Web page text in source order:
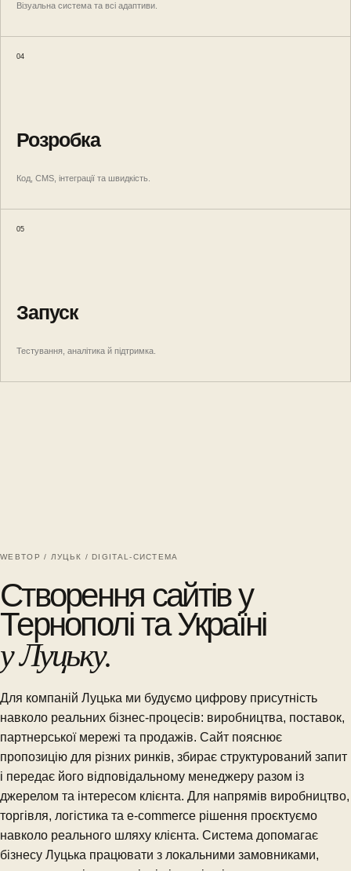
Візуальна система та всі адаптиви.
04
Розробка
Код, CMS, інтеграції та швидкість.
05
Запуск
Тестування, аналітика й підтримка.
WEBTOP / ЛУЦЬК / DIGITAL-СИСТЕМА
Створення сайтів у
Тернополі та Україні
у Луцьку.
Для компаній Луцька ми будуємо цифрову присутність
навколо реальних бізнес-процесів: виробництва, поставок,
партнерської мережі та продажів. Сайт пояснює
пропозицію для різних ринків, збирає структурований запит
і передає його відповідальному менеджеру разом із
джерелом та інтересом клієнта. Для напрямів виробництво,
торгівля, логістика та e-commerce рішення проєктуємо
навколо реального шляху клієнта. Система допомагає
бізнесу Луцька працювати з локальними замовниками,